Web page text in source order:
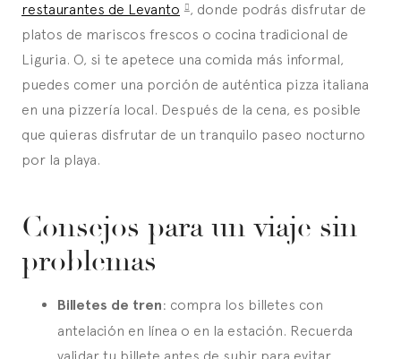
restaurantes de Levanto
, donde podrás disfrutar de
platos de mariscos frescos o cocina tradicional de
Liguria. O, si te apetece una comida más informal,
puedes comer una porción de auténtica pizza italiana
en una pizzería local. Después de la cena, es posible
que quieras disfrutar de un tranquilo paseo nocturno
por la playa.
Consejos para un viaje sin
problemas
Billetes de tren: compra los billetes con
antelación en línea o en la estación. Recuerda
validar tu billete antes de subir para evitar